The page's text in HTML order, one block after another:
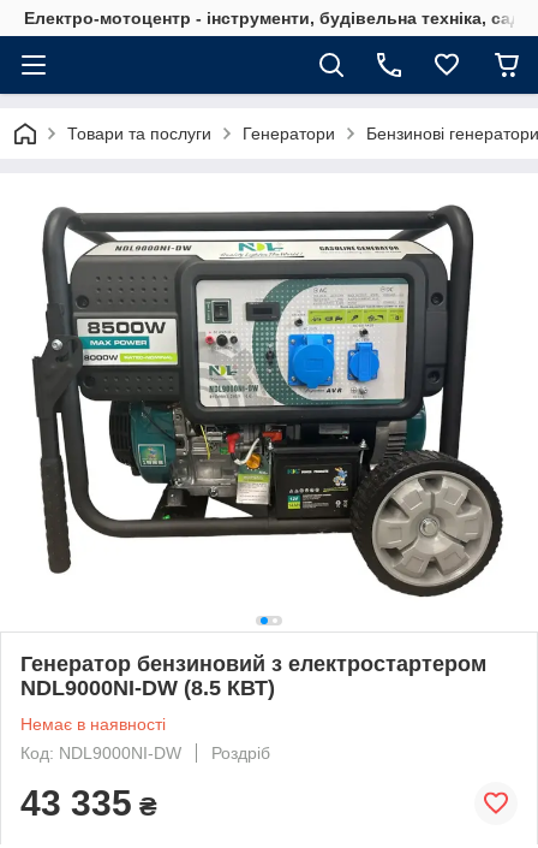
Електро-мотоцентр - інструменти, будівельна техніка,
Товари та послуги Генератори Бензинові генератори
Генератор бензиновий з електростартером
NDL9000NI-DW (8.5 КВТ)
Немає в наявності
Код: NDL9000NI-DW
Роздріб
43 335 ₴